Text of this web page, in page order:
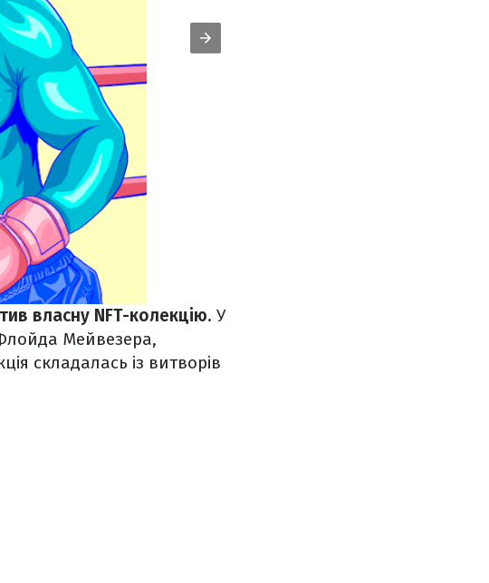
власну NFT-колекцію. У
Мейвезера,
складалась із витворів